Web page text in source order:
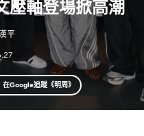
壓軸登場掀高潮
平
在Google追蹤《明周》